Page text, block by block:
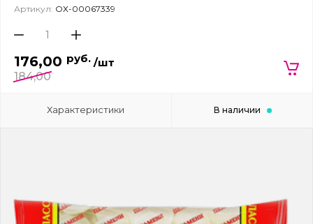
Артикул: ОХ-00067339
176,00 руб. /шт
184,00
Характеристики В наличии